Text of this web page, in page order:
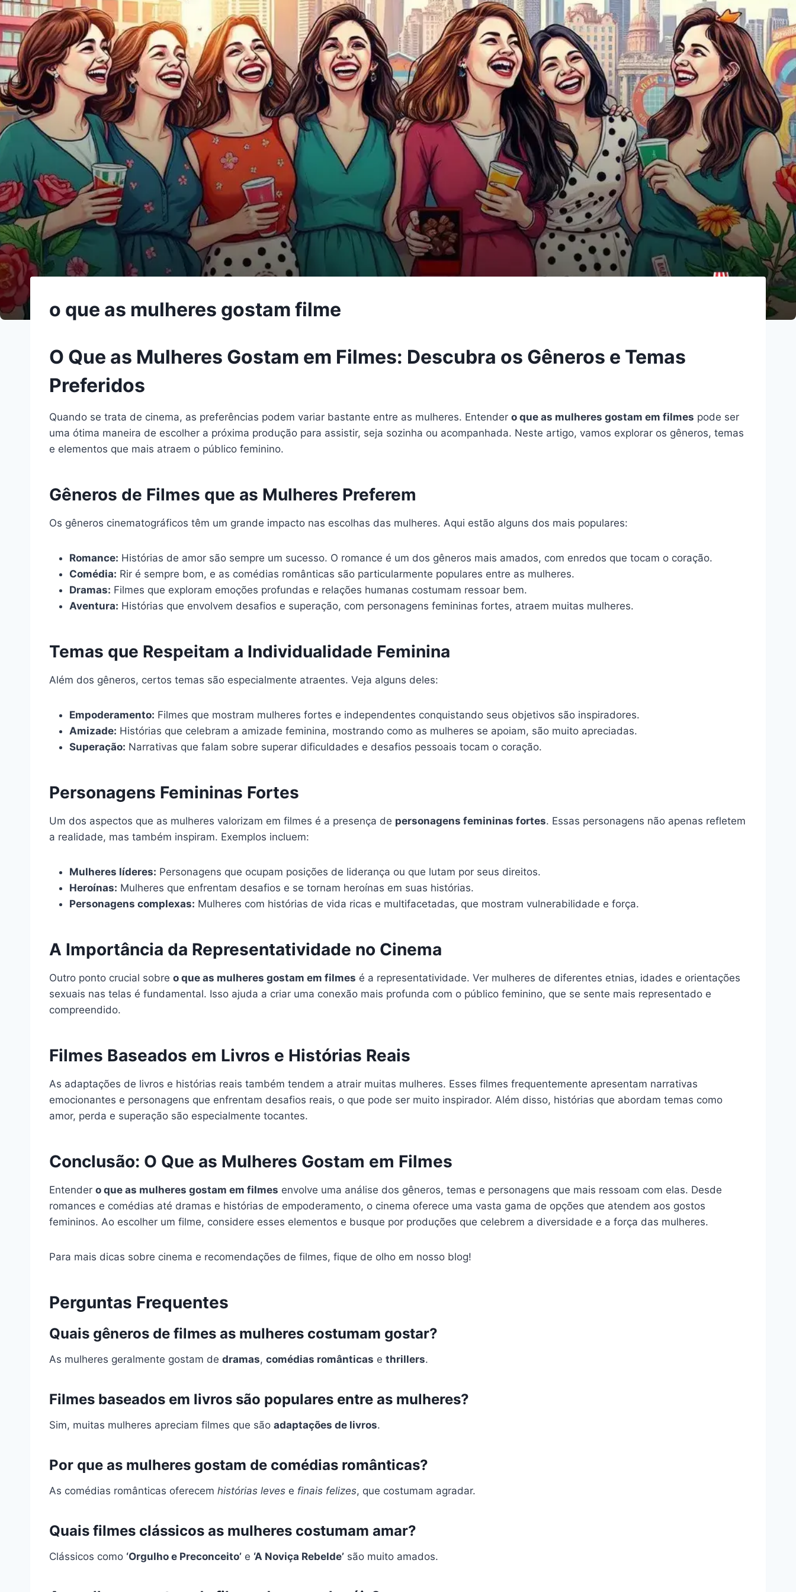
o que as mulheres gostam filme
O Que as Mulheres Gostam em Filmes: Descubra os Gêneros e Temas
Preferidos
Quando se trata de cinema, as preferências podem variar bastante entre as mulheres. Entender o que as mulheres gostam em filmes pode ser
uma ótima maneira de escolher a próxima produção para assistir, seja sozinha ou acompanhada. Neste artigo, vamos explorar os gêneros, temas
e elementos que mais atraem o público feminino.
Gêneros de Filmes que as Mulheres Preferem
Os gêneros cinematográficos têm um grande impacto nas escolhas das mulheres. Aqui estão alguns dos mais populares:
Romance: Histórias de amor são sempre um sucesso. O romance é um dos gêneros mais amados, com enredos que tocam o coração.
Comédia: Rir é sempre bom, e as comédias românticas são particularmente populares entre as mulheres.
Dramas: Filmes que exploram emoções profundas e relações humanas costumam ressoar bem.
Aventura: Histórias que envolvem desafios e superação, com personagens femininas fortes, atraem muitas mulheres.
Temas que Respeitam a Individualidade Feminina
Além dos gêneros, certos temas são especialmente atraentes. Veja alguns deles:
Empoderamento: Filmes que mostram mulheres fortes e independentes conquistando seus objetivos são inspiradores.
Amizade: Histórias que celebram a amizade feminina, mostrando como as mulheres se apoiam, são muito apreciadas.
Superação: Narrativas que falam sobre superar dificuldades e desafios pessoais tocam o coração.
Personagens Femininas Fortes
Um dos aspectos que as mulheres valorizam em filmes é a presença de personagens femininas fortes. Essas personagens não apenas refletem
a realidade, mas também inspiram. Exemplos incluem:
Mulheres líderes: Personagens que ocupam posições de liderança ou que lutam por seus direitos.
Heroínas: Mulheres que enfrentam desafios e se tornam heroínas em suas histórias.
Personagens complexas: Mulheres com histórias de vida ricas e multifacetadas, que mostram vulnerabilidade e força.
A Importância da Representatividade no Cinema
Outro ponto crucial sobre o que as mulheres gostam em filmes é a representatividade. Ver mulheres de diferentes etnias, idades e orientações
sexuais nas telas é fundamental. Isso ajuda a criar uma conexão mais profunda com o público feminino, que se sente mais representado e
compreendido.
Filmes Baseados em Livros e Histórias Reais
As adaptações de livros e histórias reais também tendem a atrair muitas mulheres. Esses filmes frequentemente apresentam narrativas
emocionantes e personagens que enfrentam desafios reais, o que pode ser muito inspirador. Além disso, histórias que abordam temas como
amor, perda e superação são especialmente tocantes.
Conclusão: O Que as Mulheres Gostam em Filmes
Entender o que as mulheres gostam em filmes envolve uma análise dos gêneros, temas e personagens que mais ressoam com elas. Desde
romances e comédias até dramas e histórias de empoderamento, o cinema oferece uma vasta gama de opções que atendem aos gostos
femininos. Ao escolher um filme, considere esses elementos e busque por produções que celebrem a diversidade e a força das mulheres.
Para mais dicas sobre cinema e recomendações de filmes, fique de olho em nosso blog!
Perguntas Frequentes
Quais gêneros de filmes as mulheres costumam gostar?
As mulheres geralmente gostam de dramas, comédias românticas e thrillers.
Filmes baseados em livros são populares entre as mulheres?
Sim, muitas mulheres apreciam filmes que são adaptações de livros.
Por que as mulheres gostam de comédias românticas?
As comédias românticas oferecem histórias leves e finais felizes, que costumam agradar.
Quais filmes clássicos as mulheres costumam amar?
Clássicos como ‘Orgulho e Preconceito’ e ‘A Noviça Rebelde’ são muito amados.